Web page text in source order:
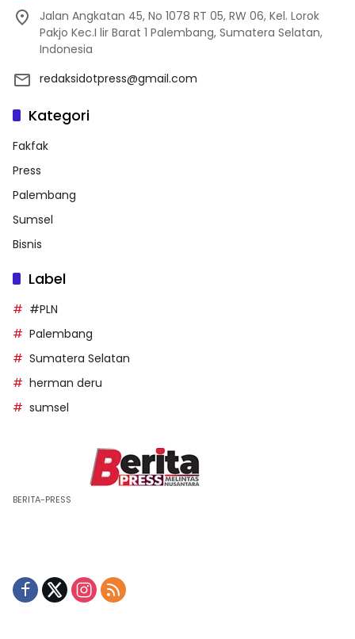
Jalan Angkatan 45, No 1078 RT 05, RW 06, Kel. Lorok
Pakjo Kec.I lir Barat 1 Palembang, Sumatera Selatan,
Indonesia
redaksidotpress@gmail.com
Kategori
Fakfak
Press
Palembang
Sumsel
Bisnis
Label
#PLN
Palembang
Sumatera Selatan
herman deru
sumsel
BERITA-PRESS